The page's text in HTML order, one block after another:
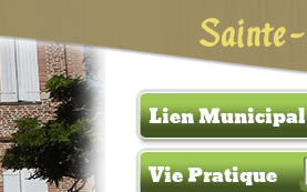
Lien Municipal
Vie Pratique